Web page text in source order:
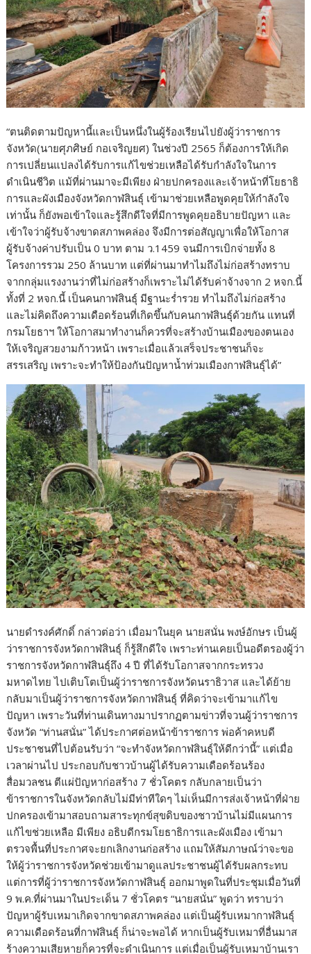
“ตนติดตามปัญหานี้และเป็นหนึ่งในผู้ร้องเรียนไปยังผู้ว่าราชการ
จังหวัด(นายศุภศิษย์ กอเจริญยศ) ในช่วงปี 2565 ก็ต้องการให้เกิด
การเปลี่ยนแปลงได้รับการแก้ไขช่วยเหลือได้รับกำลังใจในการ
ดำเนินชีวิต แม้ที่ผ่านมาจะมีเพียง ฝ่ายปกครองและเจ้าหน้าที่โยธาธิ
การและผังเมืองจังหวัดกาฬสินธุ์ เข้ามาช่วยเหลือพูดคุยให้กำลังใจ
เท่านั้น ก็ยังพอเข้าใจและรู้สึกดีใจที่มีการพูดคุยอธิบายปัญหา และ
เข้าใจว่าผู้รับจ้างขาดสภาพคล่อง จึงมีการต่อสัญญาเพื่อให้โอกาส
ผู้รับจ้างค่าปรับเป็น 0 บาท ตาม ว.1459 จนมีการเบิกจ่ายทั้ง 8
โครงการรวม 250 ล้านบาท แต่ที่ผ่านมาทำไมถึงไม่ก่อสร้างทราบ
จากกลุ่มแรงงานว่าที่ไม่ก่อสร้างก็เพราะไม่ได้รับค่าจ้างจาก 2 หจก.นี้
ทั้งที่ 2 หจก.นี้ เป็นคนกาฬสินธุ์ มีฐานะร่ำรวย ทำไมถึงไม่ก่อสร้าง
และไม่คิดถึงความเดือดร้อนที่เกิดขึ้นกับคนกาฬสินธุ์ด้วยกัน แทนที่
กรมโยธาฯ ให้โอกาสมาทำงานก็ควรที่จะสร้างบ้านเมืองของตนเอง
ให้เจริญสวยงามก้าวหน้า เพราะเมื่อแล้วเสร็จประชาชนก็จะ
สรรเสริญ เพราะจะทำให้ป้องกันปัญหาน้ำท่วมเมืองกาฬสินธุ์ได้”
นายดำรงค์ศักดิ์ กล่าวต่อว่า เมื่อมาในยุค นายสนั่น พงษ์อักษร เป็นผู้
ว่าราชการจังหวัดกาฬสินธุ์ ก็รู้สึกดีใจ เพราะท่านเคยเป็นอดีตรองผู้ว่า
ราชการจังหวัดกาฬสินธุ์ถึง 4 ปี ที่ได้รับโอกาสจากกระทรวง
มหาดไทย ไปเติบโตเป็นผู้ว่าราชการจังหวัดนราธิวาส และได้ย้าย
กลับมาเป็นผู้ว่าราชการจังหวัดกาฬสินธุ์ ที่คิดว่าจะเข้ามาแก้ไข
ปัญหา เพราะวันที่ท่านเดินทางมาปรากฏตามข่าวที่จวนผู้ว่าราชการ
จังหวัด “ท่านสนั่น” ได้ประกาศต่อหน้าข้าราชการ พ่อค้าคหบดี
ประชาชนที่ไปต้อนรับว่า “จะทำจังหวัดกาฬสินธุ์ให้ดีกว่านี้” แต่เมื่อ
เวลาผ่านไป ประกอบกับชาวบ้านผู้ได้รับความเดือดร้อนร้อง
สื่อมวลชน ตีแผ่ปัญหาก่อสร้าง 7 ชั่วโคตร กลับกลายเป็นว่า
ข้าราชการในจังหวัดกลับไม่มีท่าทีใดๆ ไม่เห็นมีการส่งเจ้าหน้าที่ฝ่าย
ปกครองเข้ามาสอบถามสาระทุกข์สุขดิบของชาวบ้านไม่มีแผนการ
แก้ไขช่วยเหลือ มีเพียง อธิบดีกรมโยธาธิการและผังเมือง เข้ามา
ตรวจพื้นที่ประกาศจะยกเลิกงานก่อสร้าง แถมให้สัมภาษณ์ว่าจะขอ
ให้ผู้ว่าราชการจังหวัดช่วยเข้ามาดูแลประชาชนผู้ได้รับผลกระทบ
แต่การที่ผู้ว่าราชการจังหวัดกาฬสินธุ์ ออกมาพูดในที่ประชุมเมื่อวันที่
9 พ.ค.ที่ผ่านมาในประเด็น 7 ชั่วโคตร “นายสนั่น” พูดว่า ทราบว่า
ปัญหาผู้รับเหมาเกิดจากขาดสภาพคล่อง แต่เป็นผู้รับเหมากาฬสินธุ์
ความเดือดร้อนที่กาฬสินธุ์ ก็น่าจะพอได้ หากเป็นผู้รับเหมาที่อื่นมาส
ร้างความเสียหายก็ควรที่จะดำเนินการ แต่เมื่อเป็นผู้รับเหมาบ้านเรา